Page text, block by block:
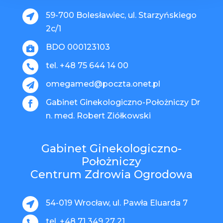

59-700 Bolesławiec, ul. Starzyńskiego
2c/1
 BDO 000123103
 tel. +48 75 644 14 00
 omegamed@poczta.onet.pl

Gabinet Ginekologiczno-Położniczy Dr
n. med. Robert Ziółkowski
Gabinet Ginekologiczno-
Położniczy
Centrum Zdrowia Ogrodowa
 54-019 Wrocław, ul. Pawła Eluarda 7